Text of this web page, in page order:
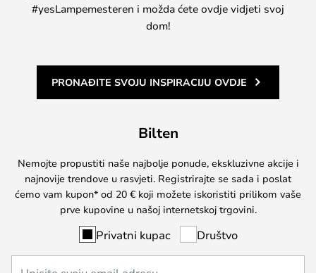
#yesLampemesteren i možda ćete ovdje vidjeti svoj
dom!
PRONAĐITE SVOJU INSPIRACIJU OVDJE
Bilten
Nemojte propustiti naše najbolje ponude, ekskluzivne akcije i
najnovije trendove u rasvjeti. Registrirajte se sada i poslat
ćemo vam kupon* od 20 € koji možete iskoristiti prilikom vaše
prve kupovine u našoj internetskoj trgovini.
Privatni kupac Društvo